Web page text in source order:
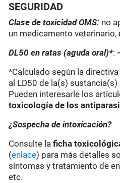
SEGURIDAD
Clase de toxicidad OMS: no
un medicamento veterinario,
DL50 en ratas (aguda oral)*:
*Calculado según la
al LD50 de la(s)
Pueden interesarle los
toxicología de los
¿Sospecha de intoxicación?
Consulte laficha
(enlace) para más detalles
síntomas y tratamiento de
etc.